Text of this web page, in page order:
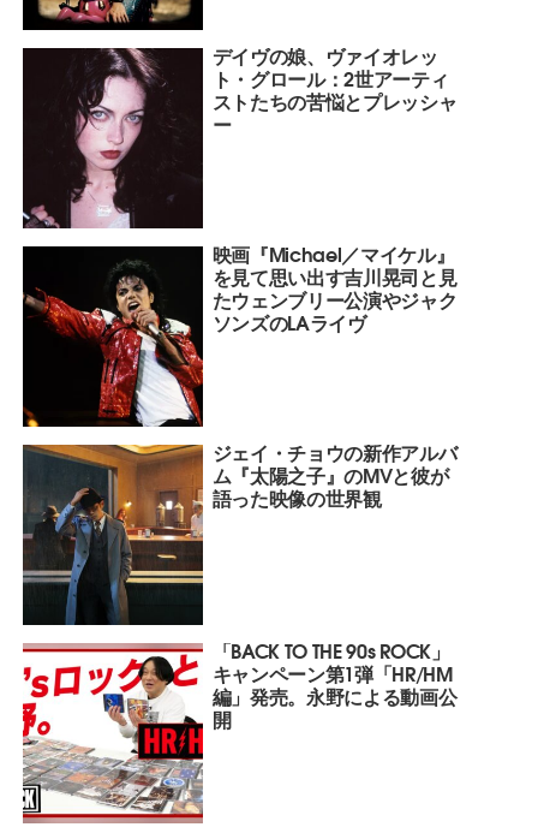
デイヴの娘、ヴァイオレッ
ト・グロール：2世アーティ
ストたちの苦悩とプレッシャ
ー
映画『Michael／マイケル』
を見て思い出す吉川晃司と見
たウェンブリー公演やジャク
ソンズのLAライヴ
ジェイ・チョウの新作アルバ
ム『太陽之子』のMVと彼が
語った映像の世界観
「BACK TO THE 90s ROCK」
キャンペーン第1弾「HR/HM
編」発売。永野による動画公
開